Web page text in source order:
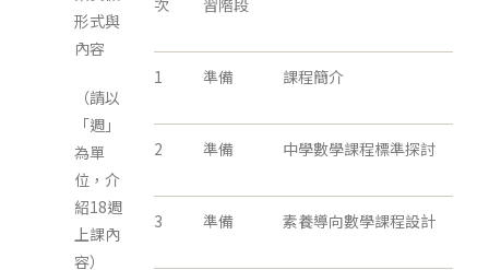
形式與
內容
（請以
「週」
為單
位，介
紹18週
上課內
容）
次 習階段
1 準備 課程簡介
2 準備 中學數學課程標準探討
3 準備 素養導向數學課程設計